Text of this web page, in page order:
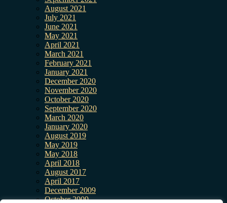
August 2021
July 2021
June 2021
May 2021
April 2021
March 2021
February 2021
January 2021
December 2020
November 2020
October 2020
September 2020
March 2020
January 2020
August 2019
May 2019
May 2018
April 2018
August 2017
April 2017
December 2009
October 2009